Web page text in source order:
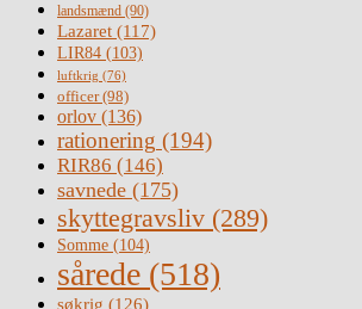
landsmænd (90)
Lazaret (117)
LIR84 (103)
luftkrig (76)
officer(98)
orlov (136)
rationering (194)
RIR86 (146)
savnede (175)
skyttegravsliv (289)
Somme (104)
sårede (518)
søkrig (126)